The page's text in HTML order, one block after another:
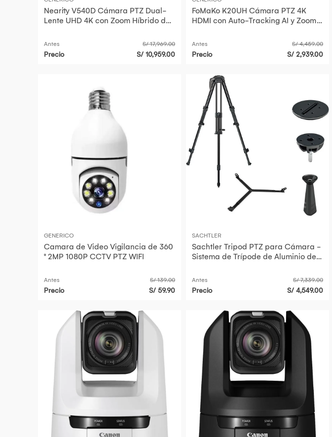
Nearity V540D Cámara PTZ Dual-
Lente UHD 4K con Zoom Híbrido de
Antes S/ 17,969.00
Precio S/ 10,959.00
FoMaKo K20UH Cámara PTZ 4K
HDMI con Auto-Tracking AI y Zoom
Antes S/ 4,459.00
Precio S/ 2,939.00
GENERICO
Camara de Video Vigilancia de 360
° 2MP 1080P CCTV PTZ WIFI
Antes S/ 139.00
Precio S/ 59.90
SACHTLER
Sachtler Tripod PTZ para Cámara -
Sistema de Trípode de Aluminio de
Antes S/ 7,339.00
Precio S/ 4,549.00